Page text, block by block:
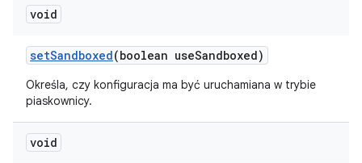
void
setSandboxed(boolean useSandboxed)
Określa, czy konfiguracja ma być uruchamiana w trybie
piaskownicy.
void